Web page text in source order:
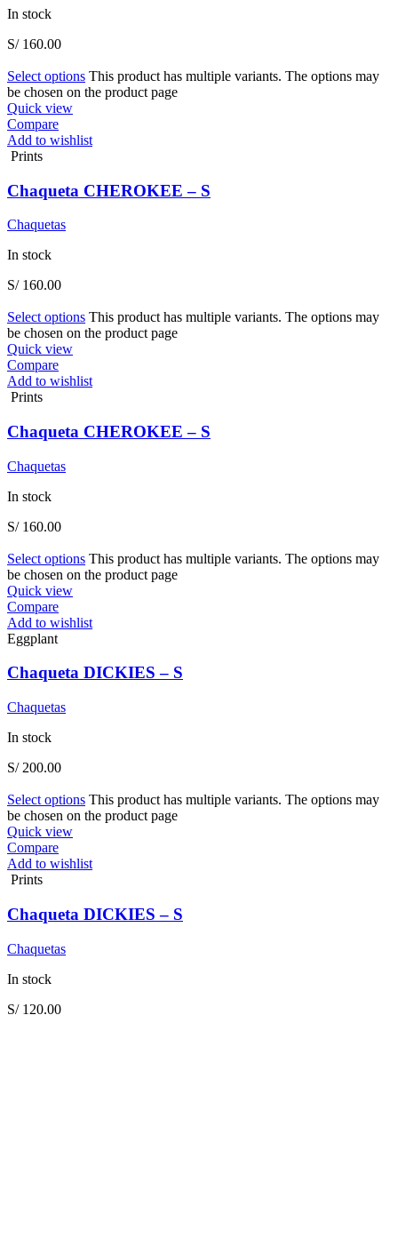
In stock
S/160.00
Select options This product has multiple variants. The options may
be chosen on the product page
Quick view
Compare
Add to wishlist
Prints
Chaqueta CHEROKEE – S
Chaquetas
In stock
S/160.00
Select options This product has multiple variants. The options may
be chosen on the product page
Quick view
Compare
Add to wishlist
Prints
Chaqueta CHEROKEE – S
Chaquetas
In stock
S/160.00
Select options This product has multiple variants. The options may
be chosen on the product page
Quick view
Compare
Add to wishlist
Eggplant
Chaqueta DICKIES – S
Chaquetas
In stock
S/200.00
Select options This product has multiple variants. The options may
be chosen on the product page
Quick view
Compare
Add to wishlist
Prints
Chaqueta DICKIES – S
Chaquetas
In stock
S/120.00